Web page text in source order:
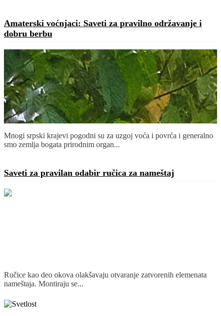
Amaterski voćnjaci: Saveti za pravilno održavanje i
dobru berbu
Mnogi srpski krajevi pogodni su za uzgoj voća i povrća i generalno
smo zemlja bogata prirodnim organ...
Saveti za pravilan odabir ručica za nameštaj
Ručice kao deo okova olakšavaju otvaranje zatvorenih elemenata
nameštaja. Montiraju se...